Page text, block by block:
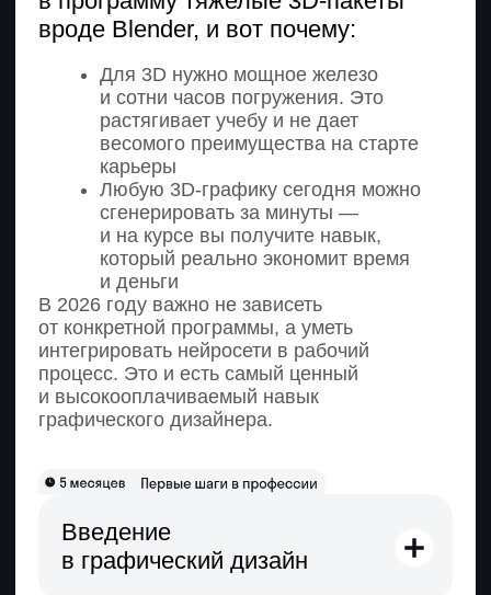
Научитесь подбирать референсы
и собирать визуальную основу
проекта
продающий текст
Научитесь подбирать изображения,
шрифты и цветовую палитру
Сформируете идею и подготовите
материалы для дизайна
6. Создание статичного баннера
Научитесь создавать баннер по ТЗ
с учетом требований площадок
Разберетесь в особенностях
композиции для рекламных
форматов
Освоите создание ресайзов под
разные размеры
Научитесь использовать плагины
для ускорения работы
7. Защита дизайн-проекта
Узнаете, как структурировать
презентацию своего проекта
Научитесь объяснять
и обосновывать дизайнерские
с обратной связью и правками
в Adobe Photoshop